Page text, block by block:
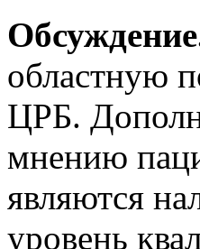
областную
ЦРБ.
мнению
являются
уровень